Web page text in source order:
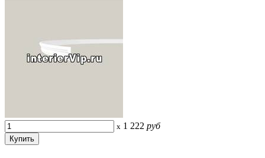
x 1 222 руб